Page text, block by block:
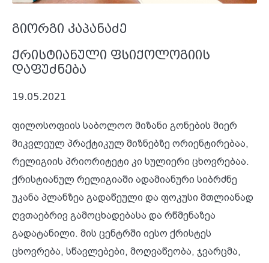
გიორგი კაპანაძე
ქრისტიანული ფსიქოლოგიის
დაფუძნება
19.05.2021
ფილოსოფიის საბოლოო მიზანი გონების მიერ
მიკვლეულ პრაქტიკულ მიზნებზე ორიენტირებაა,
რელიგიის პრიორიტეტი კი სულიერი ცხოვრებაა.
ქრისტიანულ რელიგიაში ადამიანური სიბრძნე
უკანა პლანზეა გადაწეული და ფოკუსი მთლიანად
ღვთაებრივ გამოცხადებასა და რწმენაზეა
გადატანილი. მის ცენტრში იესო ქრისტეს
ცხოვრება, სწავლებები, მოღვაწეობა, ჯვარცმა,